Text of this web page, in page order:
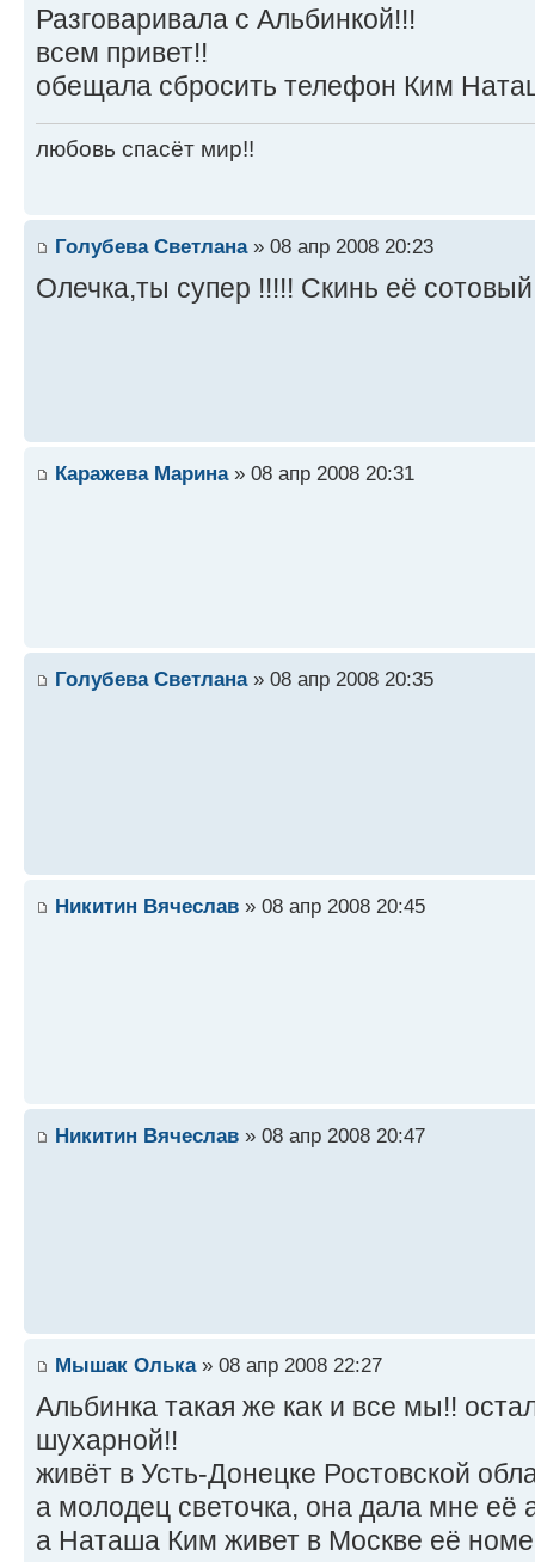
Разговаривала с Альбинкой!!!
всем привет!!
обещала сбросить телефон Ким
любовь спасёт мир!!
Голубева Светлана» 08 апр 2008 20:23
Олечка,ты супер !!!!! Скинь её
Каражева Марина» 08 апр 2008 20:31
Голубева Светлана» 08 апр 2008 20:35
Никитин Вячеслав » 08 апр 2008 20:45
Никитин Вячеслав » 08 апр 2008 20:47
Мышак Олька» 08 апр 2008 22:27
Альбинка такая же как и все мы!!
шухарной!!
живёт в Усть-Донецке Ростовской
а молодец светочка, она дала мне её
а Наташа Ким живет в Москве её